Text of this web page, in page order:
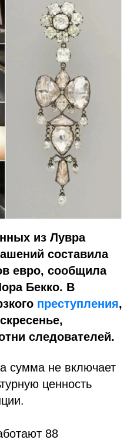
из Лувра
составила
евро, сообщила
Бекко. В
преступления,
следователей.
сумма не включает
ценность
88